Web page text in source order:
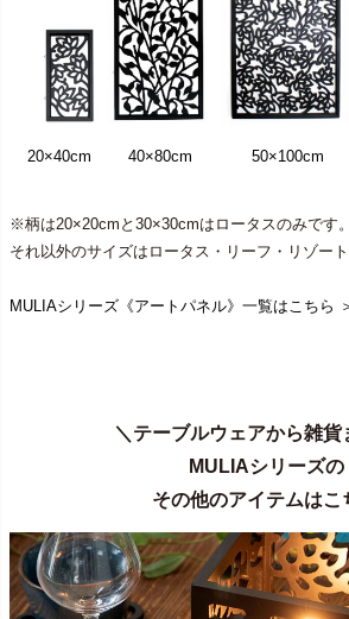
20×40cm 40×80cm 50×100cm
※柄は20×20cmと30×30cmはロータスのみです。
それ以外のサイズはロータス・リーフ・リゾート
MULIAシリーズ《アートパネル》一覧はこちら
＼テーブルウェアから雑貨
MULIAシリーズの
その他のアイテムはこ